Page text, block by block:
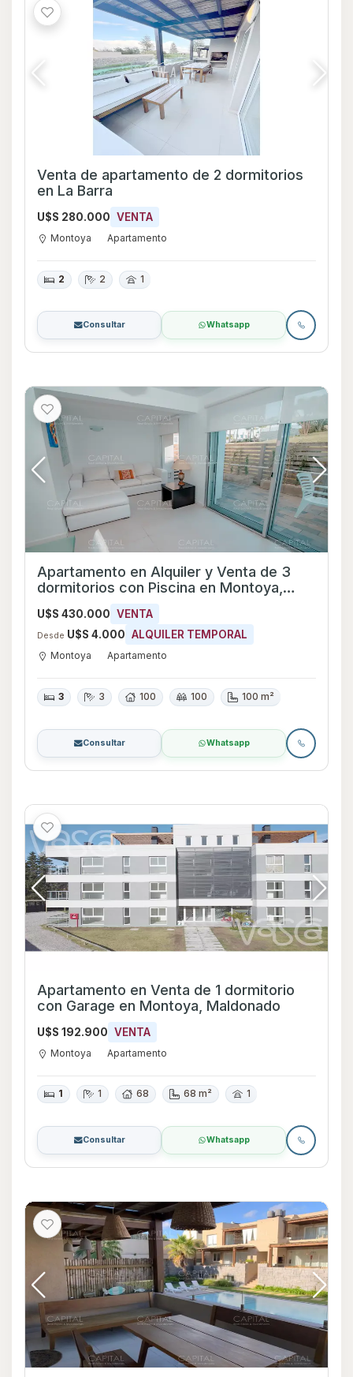
Venta de apartamento de 2 dormitorios
en La Barra
U$S 280.000 VENTA
Montoya Apartamento
2 2 1
Consultar Whatsapp
Apartamento en Alquiler y Venta de 3
dormitorios con Piscina en Montoya,
Maldonado
U$S 430.000 VENTA
Desde U$S 4.000 ALQUILER TEMPORAL
Montoya Apartamento
3 3 100 100 100 m²
Consultar Whatsapp
Apartamento en Venta de 1 dormitorio
con Garage en Montoya, Maldonado
U$S 192.900 VENTA
Montoya Apartamento
1 1 68 68 m² 1
Consultar Whatsapp